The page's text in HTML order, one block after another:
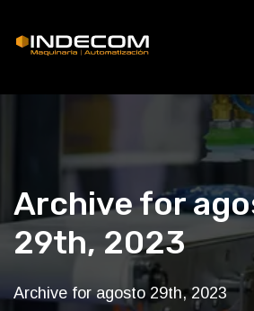
Archive for
29th, 2023
Archive for agosto 29th, 2023